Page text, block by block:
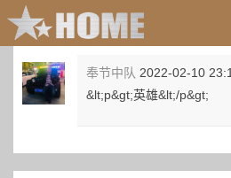
奉节中队 2022-02-10
&lt;p&gt;英雄&lt;/p&gt;